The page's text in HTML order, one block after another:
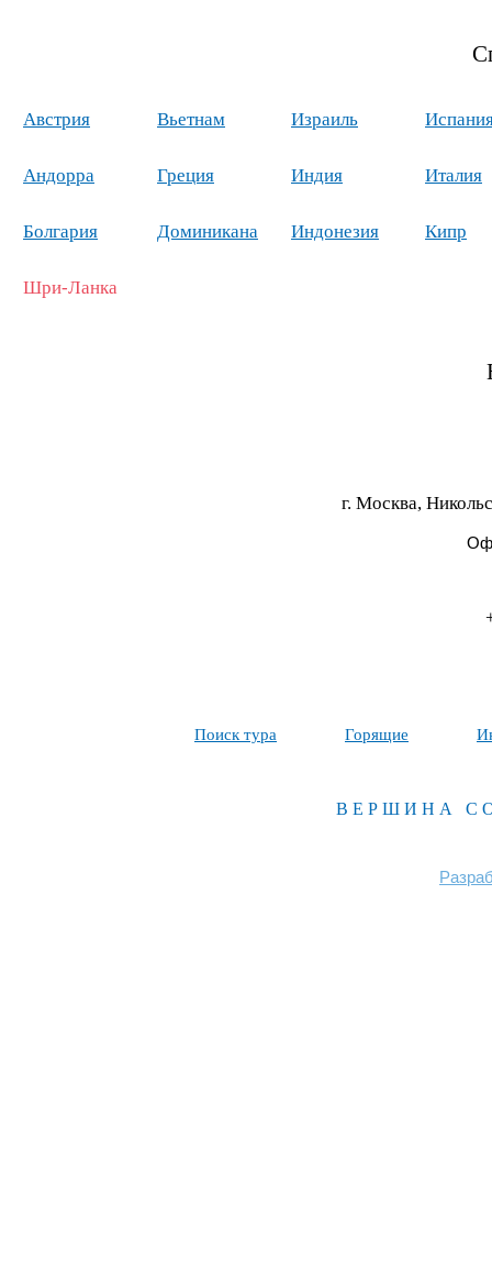
Австрия
Андорра
Болгария
Вьетнам
Греция
Доминикана
Израиль
Индия
Индонезия
Италия
Кипр
Шри-Ланка
г. Москва,
Поиск тура Горящие
ВЕРШИНА